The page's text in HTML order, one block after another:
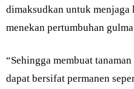
dimaksudkan untuk menjaga
menekan pertumbuhan
“Sehingga membuat
dapat bersifat permanen